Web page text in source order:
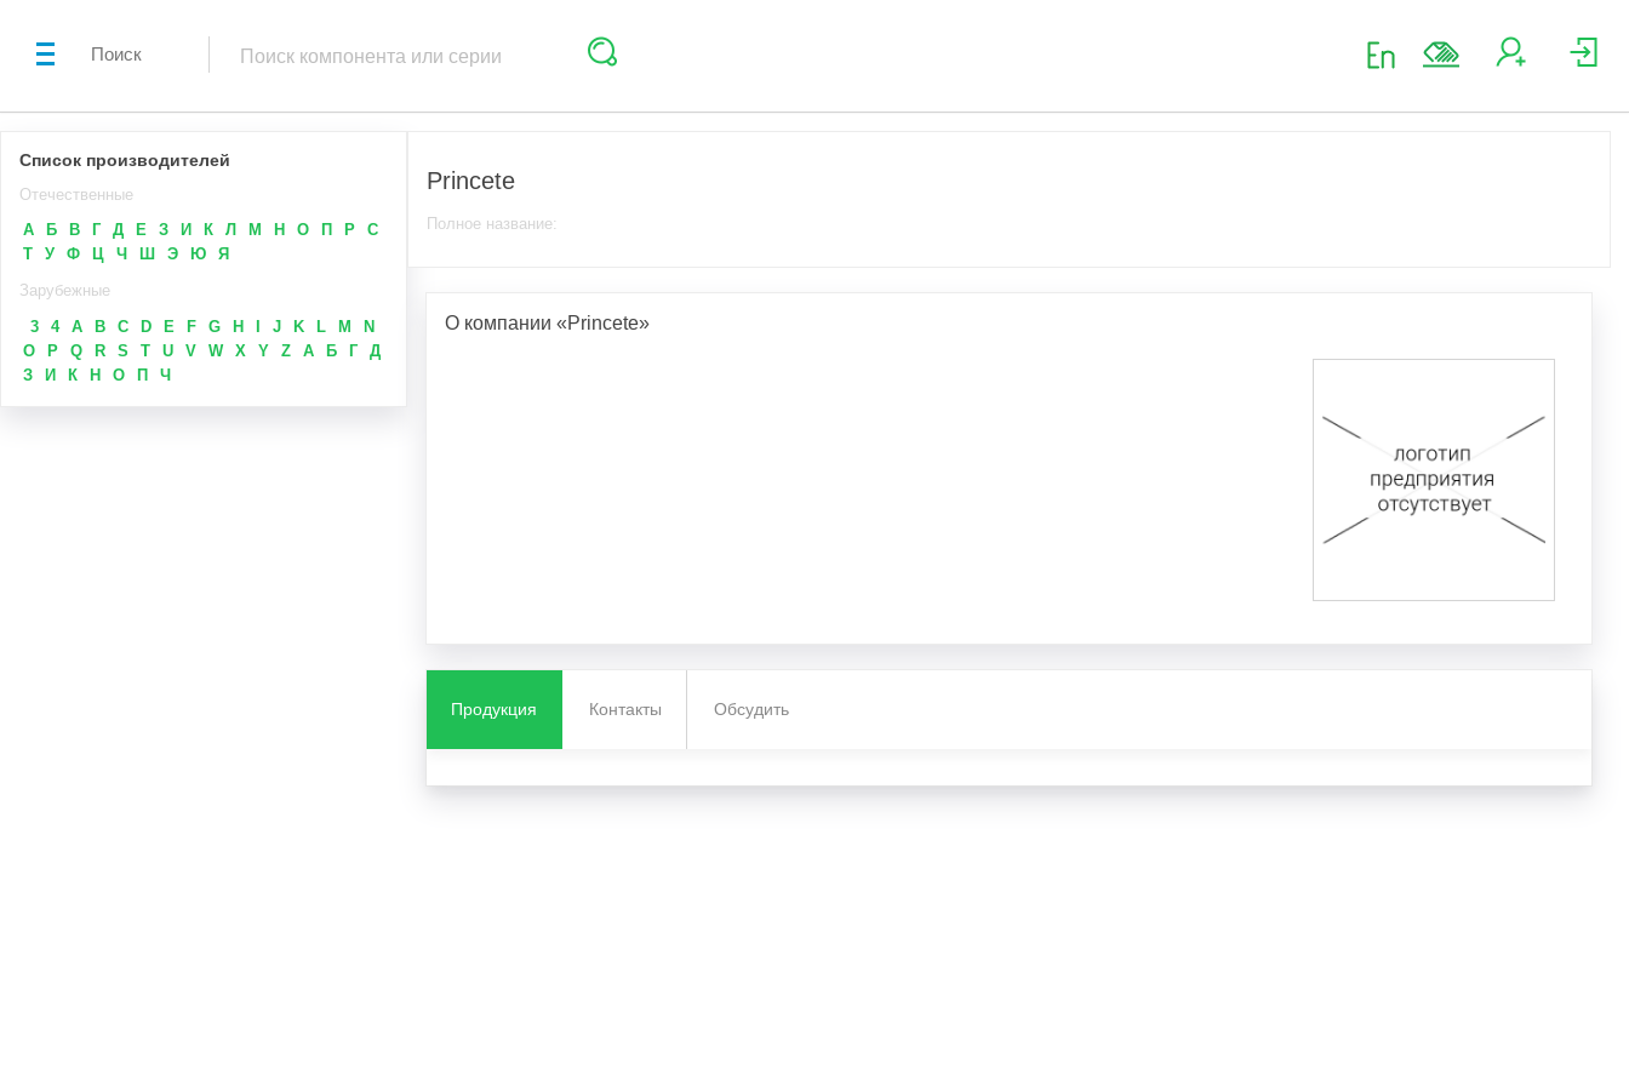
Поиск
Список производителей
Отечественные
А
Б В Г Д Е З И К Л М Н О П Р
С
Т
У Ф Ц Ч Ш Э Ю
Я
Зарубежные
3
4 A B C D E F G H J K L M
N
O
P Q R S T U V W X Y Z А Б Г
Д
З
И К Н О П Ч
Princete
Полное название:
О компании «Princete»
Продукция Контакты Обсудить